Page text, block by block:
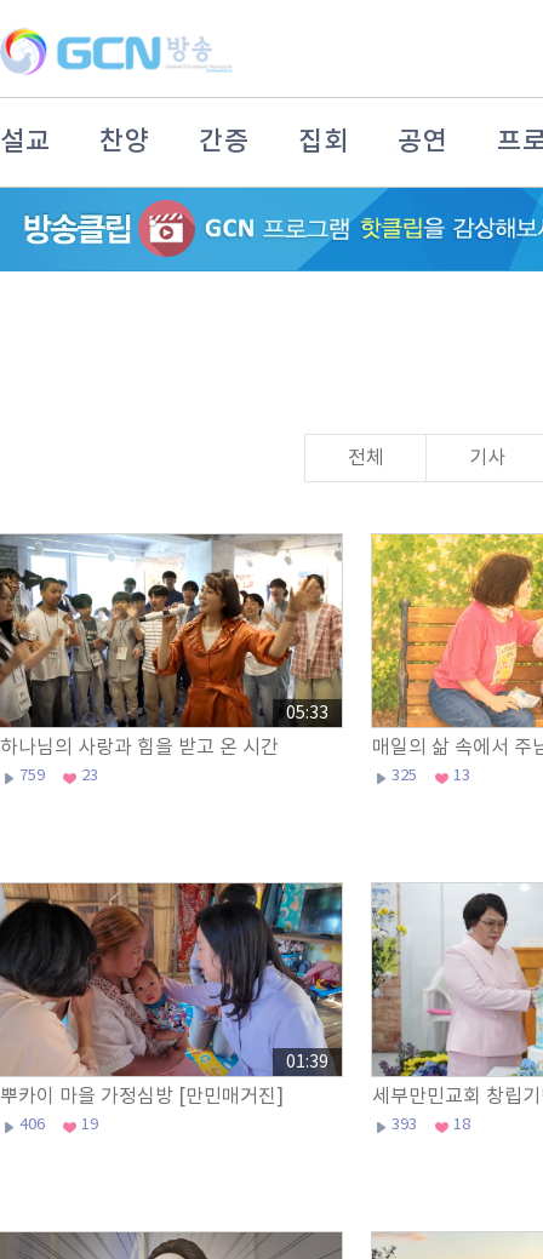
설교 찬양 간증 집회 공연 프
전체 기사
하나님의 사랑과 힘을 받고 온 시간
759 23
05:33
매일의 삶 속에서 주
325 13
뿌카이 마을 가정심방 [만민매거진]
406 19
01:39
세부만민교회 창립
393 18